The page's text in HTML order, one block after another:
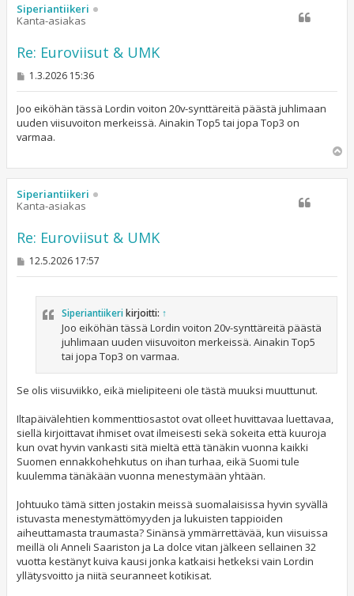
Siperiantiikeri
Kanta-asiakas
Re: Euroviisut & UMK
V
s
t
i
1.3.2026 15:36
Joo eiköhän tässä Lordin voiton 20v-synttäreitä päästä juhlimaan
uuden viisuvoiton merkeissä. Ainakin Top5 tai jopa Top3 on
varmaa.
ö
Siperiantiikeri
Kanta-asiakas
Re: Euroviisut & UMK
V12.5.2026 17:57
Siperiantiikeri kirjoitti: ↑
Joo eiköhän tässä Lordin voiton 20v-synttäreitä päästä
juhlimaan uuden viisuvoiton merkeissä. Ainakin Top5
tai jopa Top3 on varmaa.
Se olis viisuviikko, eikä mielipiteeni ole tästä muuksi muuttunut.
Iltapäivälehtien kommenttiosastot ovat olleet huvittavaa luettavaa,
siellä kirjoittavat ihmiset ovat ilmeisesti sekä sokeita että kuuroja
kun ovat hyvin vankasti sitä mieltä että tänäkin vuonna kaikki
Suomen ennakkohehkutus on ihan turhaa, eikä Suomi tule
kuulemma tänäkään vuonna menestymään yhtään.
Johtuuko tämä sitten jostakin meissä suomalaisissa hyvin syvällä
istuvasta menestymättömyyden ja lukuisten tappioiden
aiheuttamasta traumasta? Sinänsä ymmärrettävää, kun viisuissa
meillä oli Anneli Saariston ja La dolce vitan jälkeen sellainen 32
vuotta kestänyt kuiva kausi jonka katkaisi hetkeksi vain Lordin
yllätysvoitto ja niitä seuranneet kotikisat.